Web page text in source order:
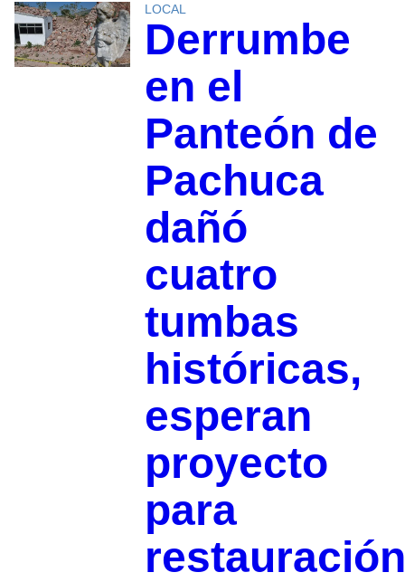
LOCAL
Derrumbe
en el
Panteón de
Pachuca
dañó
cuatro
tumbas
históricas,
esperan
proyecto
para
restauración